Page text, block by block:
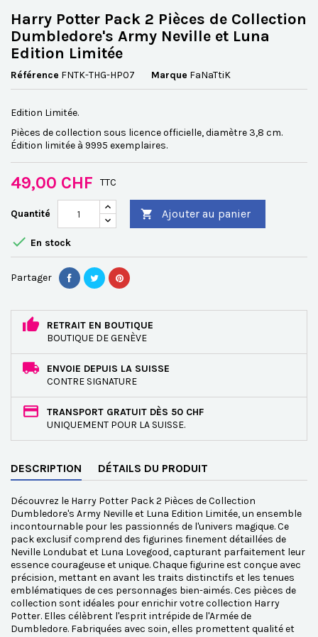
Harry Potter Pack 2 Pièces de Collection
Dumbledore's Army Neville et Luna
Edition Limitée
Référence FNTK-THG-HP07 Marque FaNaTtiK
Edition Limitée.
Pièces de collection sous licence officielle, diamètre 3,8 cm.
Édition limitée à 9995 exemplaires.
49,00 CHF TTC
Quantité  Ajouter au panier
 En stock
Partager
RETRAIT EN BOUTIQUE
BOUTIQUE DE GENÈVE
ENVOIE DEPUIS LA SUISSE
CONTRE SIGNATURE
TRANSPORT GRATUIT DÈS 50 CHF
UNIQUEMENT POUR LA SUISSE.
DESCRIPTION DÉTAILS DU PRODUIT
Découvrez le Harry Potter Pack 2 Pièces de Collection
Dumbledore's Army Neville et Luna Edition Limitée, un ensemble
incontournable pour les passionnés de l'univers magique. Ce
pack exclusif comprend des figurines finement détaillées de
Neville Londubat et Luna Lovegood, capturant parfaitement leur
essence courageuse et unique. Chaque figurine est conçue avec
précision, mettant en avant les traits distinctifs et les tenues
emblématiques de ces personnages bien-aimés. Ces pièces de
collection sont idéales pour enrichir votre collection Harry
Potter. Elles célèbrent l'esprit intrépide de l'Armée de
Dumbledore. Fabriquées avec soin, elles promettent qualité et